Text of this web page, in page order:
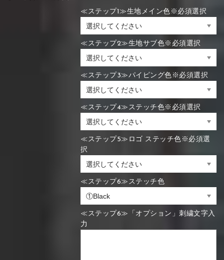
≪ステップ1≫生地メイン色※必須選択
≪ステップ2≫生地サブ色※必須選択
≪ステップ3≫パイピング色※必須選択
≪ステップ4≫ステッチ色※必須選択
≪ステップ5≫ロゴ ステッチ色※必須選
択
≪ステップ6≫ステッチ色
≪ステップ6≫「オプション」刺繍文字入
力